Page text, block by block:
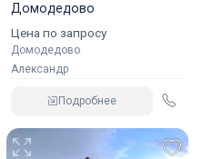
Домодедово
Цена по запросу
Домодедово
Александр
Подробнее